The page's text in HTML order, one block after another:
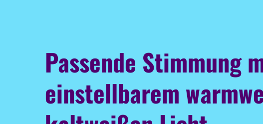
Passende Stimmung
einstellbarem